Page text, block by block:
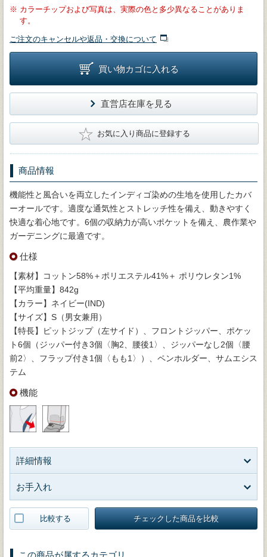
※ カラーチップおよび写真は、実際の色と多少異なることがありま
す。
ご注文のキャンセルや返品・交換について
買い物カゴに入れる
直営店在庫を見る
★ お気に入り商品に登録する
商品情報
機能性と風合いを両立したインディゴ染めの生地を使用したカバ
ーオールです。適度な通気性とストレッチ性を備え、動きやすく
快適な着心地です。6個の収納力が高いポケットを備え、農作業や
ガーデニングに最適です。
仕様
【素材】コットン58%＋ポリエステル41%＋ ポリウレタン1%
【平均重量】842g
【カラー】ネイビー(IND)
【サイズ】S（男女兼用）
【特長】ピットジップ（左サイド）、フロントジッパー、ポケッ
ト6個（ジッパー付き3個〈胸2、腰後1〉、ジッパーなし2個〈腰
前2〉、フラップ付き1個〈もも1〉）、ペンホルダー、サムエシス
テム
機能
詳細情報
お手入れ
比較する チェックした商品を比較
この商品が属するカテゴリ